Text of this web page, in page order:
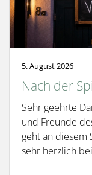
5. August 2026
Nach der
Sehr geehrte
und Freunde
geht an diesem
sehr herzlich